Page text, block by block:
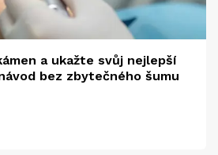
a ukažte svůj nejlepší
bez zbytečného šumu